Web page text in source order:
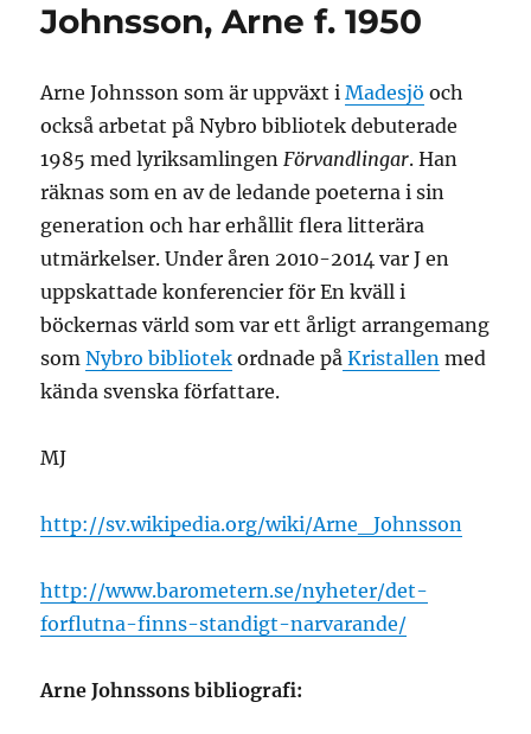
Johnsson, Arne f. 1950
Arne Johnsson som är uppväxt iMadesjö och
också arbetat på Nybro bibliotek debuterade
1985 med lyriksamlingenFörvandlingar. Han
räknas som en av de ledande poeterna i sin
generation och har erhållit flera litterära
utmärkelser. Under åren 2010-2014 var J en
uppskattade konferencier för En kväll i
böckernas värld som var ett årligt arrangemang
somNybro bibliotek ordnade på Kristallen med
kända svenska författare.
MJ
http://sv.wikipedia.org/wiki/Arne_Johnsson
http://www.barometern.se/nyheter/det-
forflutna-finns-standigt-narvarande/
Arne Johnssons bibliografi: